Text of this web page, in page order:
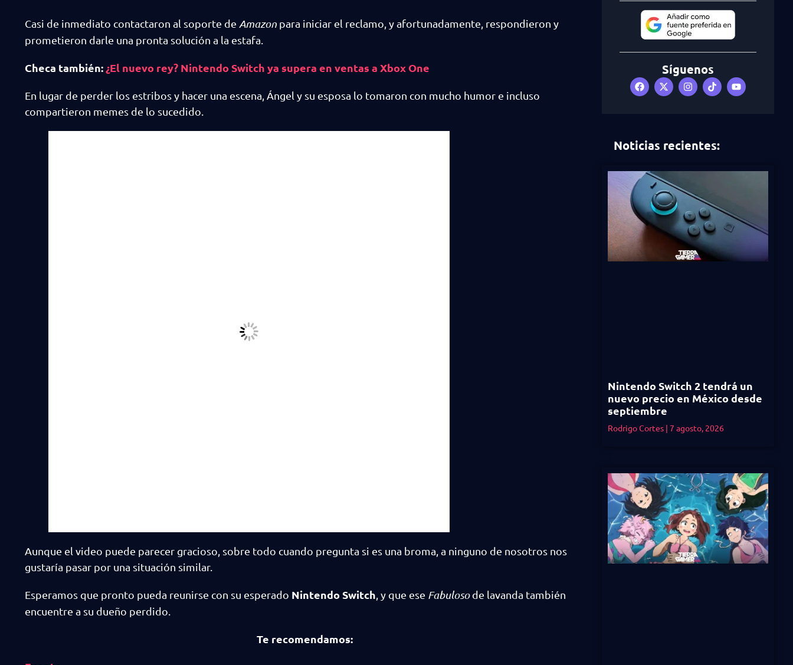
Casi de inmediato contactaron al soporte de Amazon para iniciar el reclamo, y afortunadamente, respondieron y
prometieron darle una pronta solución a la estafa.
Checa también: ¿El nuevo rey? Nintendo Switch ya supera en ventas a Xbox One
En lugar de perder los estribos y hacer una escena, Ángel y su esposa lo tomaron con mucho humor e incluso
compartieron memes de lo sucedido.
Aunque el video puede parecer gracioso, sobre todo cuando pregunta si es una broma, a ninguno de nosotros nos
gustaría pasar por una situación similar.
Esperamos que pronto pueda reunirse con su esperado Nintendo Switch , y que ese Fabulosode lavanda también
encuentre a su dueño perdido.
Te recomendamos:
Síguenos
Noticias recientes:
Nintendo Switch 2 tendrá un
nuevo precio en México desde
septiembre
Rodrigo Cortes 7 agosto, 2026